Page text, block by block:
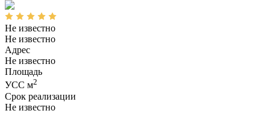
Не известно
Не известно
Адрес
Не известно
Площадь
УСС м2
Срок реализации
Не известно